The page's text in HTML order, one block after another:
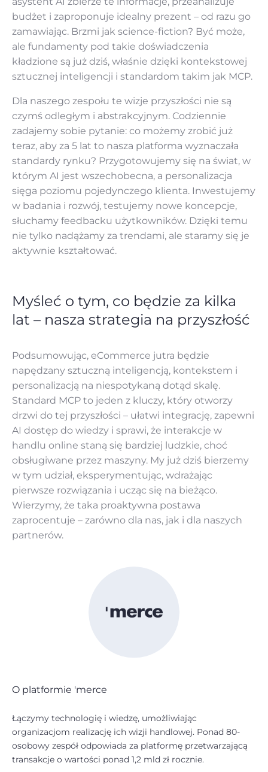
budżet i zaproponuje idealny prezent – od razu go
zamawiając. Brzmi jak science-fiction? Być może,
ale fundamenty pod takie doświadczenia
kładzione są już dziś, właśnie dzięki kontekstowej
sztucznej inteligencji i standardom takim jak MCP.
Dla naszego zespołu te wizje przyszłości nie są
czymś odległym i abstrakcyjnym. Codziennie
zadajemy sobie pytanie: co możemy zrobić już
teraz, aby za 5 lat to nasza platforma wyznaczała
standardy rynku? Przygotowujemy się na świat, w
którym AI jest wszechobecna, a personalizacja
sięga poziomu pojedynczego klienta. Inwestujemy
w badania i rozwój, testujemy nowe koncepcje,
słuchamy feedbacku użytkowników. Dzięki temu
nie tylko nadążamy za trendami, ale staramy się je
aktywnie kształtować.
Myśleć o tym, co będzie za kilka
lat – nasza strategia na przyszłość
Podsumowując, eCommerce jutra będzie
napędzany sztuczną inteligencją, kontekstem i
personalizacją na niespotykaną dotąd skalę.
Standard MCP to jeden z kluczy, który otworzy
drzwi do tej przyszłości – ułatwi integrację, zapewni
AI dostęp do wiedzy i sprawi, że interakcje w
handlu online staną się bardziej ludzkie, choć
obsługiwane przez maszyny. My już dziś bierzemy
w tym udział, eksperymentując, wdrażając
pierwsze rozwiązania i ucząc się na bieżąco.
Wierzymy, że taka proaktywna postawa
zaprocentuje – zarówno dla nas, jak i dla naszych
partnerów.
O platformie 'merce
Łączymy technologię i wiedzę, umożliwiając
organizacjom realizację ich wizji handlowej. Ponad 80-
osobowy zespół odpowiada za platformę przetwarzającą
transakcje o wartości ponad 1,2 mld zł rocznie.